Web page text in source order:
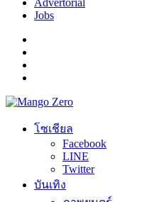
Advertorial
Jobs
โซเชียล
Facebook
LINE
Twitter
บันเทิง